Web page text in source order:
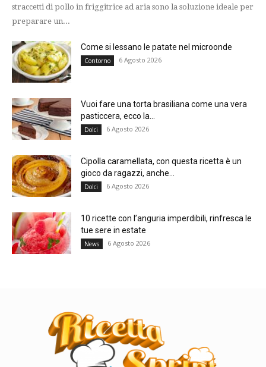
straccetti di pollo in friggitrice ad aria sono la soluzione ideale per
preparare un...
Come si lessano le patate nel microonde
Contorno 6 Agosto 2026
Vuoi fare una torta brasiliana come una vera
pasticcera, ecco la...
Dolci 6 Agosto 2026
Cipolla caramellata, con questa ricetta è un
gioco da ragazzi, anche...
Dolci 6 Agosto 2026
10 ricette con l’anguria imperdibili, rinfresca le
tue sere in estate
News 6 Agosto 2026